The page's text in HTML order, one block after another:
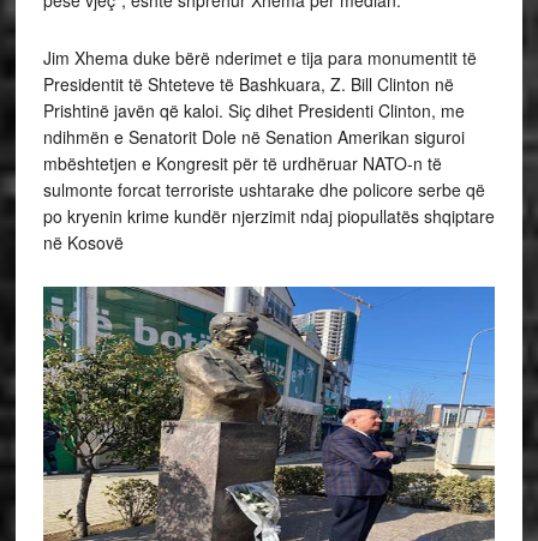
Jim Xhema duke bërë nderimet e tija para monumentit të
Presidentit të Shteteve të Bashkuara, Z. Bill Clinton në
Prishtinë javën që kaloi. Siç dihet Presidenti Clinton, me
ndihmën e Senatorit Dole në Senation Amerikan siguroi
mbështetjen e Kongresit për të urdhëruar NATO-n të
sulmonte forcat terroriste ushtarake dhe policore serbe që
po kryenin krime kundër njerzimit ndaj piopullatës shqiptare
në Kosovë